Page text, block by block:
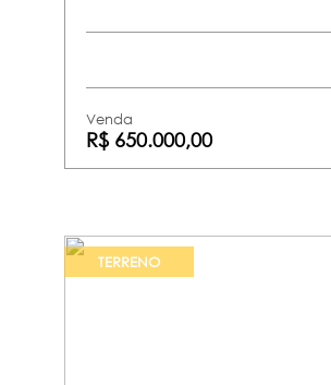
Venda
R$ 650.000,00
TERRENO